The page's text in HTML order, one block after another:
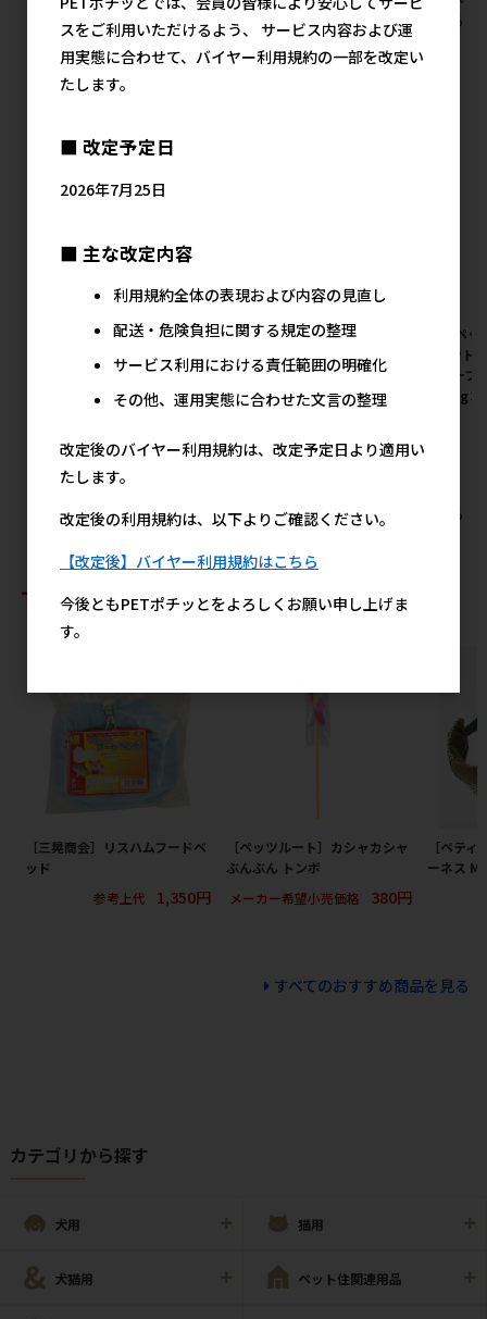
商品を見る
日本ペットフードの人気商品
[日本ペットフード]コンボ キ
ャット 腎臓の健康維持
600g(120g×5)【8月特価】
メーカー希望小売価格
[日本ペットフード]コンボ プ
レゼント キャット おやつ 腎臓
の健康維持 シーフードミック
ス味 42g【値上げ前セール】
285円
[日本ペ
レゼント
子 シー
すべての日本ペットフードの人気商品を見る
おすすめ商品
［三晃商会］リスハムフードベ
ッド
参考上代
1,350円
［ペッツルート］カシャカシャ
ぶんぶん トンボ
メーカー希望小売価格
380円
［ペテ
ーネス M
すべてのおすすめ商品を見る
カテゴリから探す
犬用 猫用
犬猫用 ペット住関連用品
スをご利用いただけるよう、 サービス内容および運
用実態に合わせて、バイヤー利用規約の一部を改定い
たします。
■ 改定予定日
2026年7月25日
■ 主な改定内容
利用規約全体の表現および内容の見直し
配送・危険負担に関する規定の整理
サービス利用における責任範囲の明確化
その他、運用実態に合わせた文言の整理
改定後のバイヤー利用規約は、改定予定日より適用い
たします。
改定後の利用規約は、以下よりご確認ください。
【改定後】バイヤー利用規約はこちら
今後ともPETポチッとをよろしくお願い申し上げま
す。